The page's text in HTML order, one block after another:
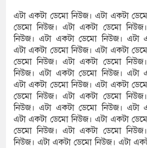
এটা একটা ডেমো নিউজ। এটা একটা
ডেমো নিউজ। এটা একটা ডেমো
নিউজ। এটা একটা ডেমো নিউজ। এটা
এটা একটা ডেমো নিউজ। এটা একটা
ডেমো নিউজ। এটা একটা ডেমো
নিউজ। এটা একটা ডেমো নিউজ। এটা
এটা একটা ডেমো নিউজ। এটা একটা
ডেমো নিউজ। এটা একটা ডেমো
নিউজ। এটা একটা ডেমো নিউজ। এটা
এটা একটা ডেমো নিউজ। এটা একটা
ডেমো নিউজ। এটা একটা ডেমো
নিউজ। এটা একটা ডেমো নিউজ। এটা